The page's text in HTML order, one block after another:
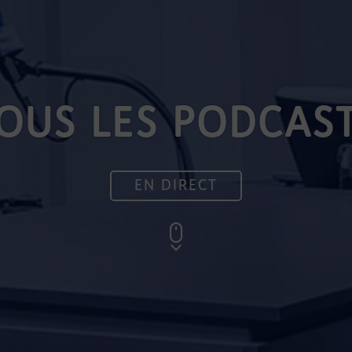
LES
EN DIRECT